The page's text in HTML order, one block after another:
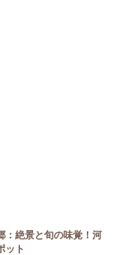
：絶景と旬の味覚！河
ット